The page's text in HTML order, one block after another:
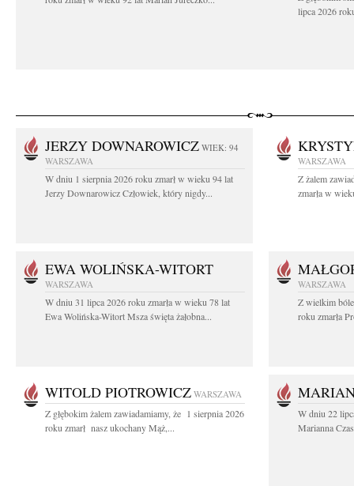
lipca 2026
JERZY DOWNAROWICZ WIEK: 94
WARSZAWA
W dniu 1 sierpnia 2026 roku zmarł w wieku 94 lat
Jerzy Downarowicz Człowiek, który nigdy...
WARSZAWA
Z żalem
zmarła w
EWA WOLIŃSKA-WITORT
WARSZAWA
W dniu 31 lipca 2026 roku zmarła w wieku 78 lat
Ewa Wolińska-Witort Msza święta żałobna...
WARSZAWA
Z wielkim
roku zmarła
WITOLD PIOTROWICZ WARSZAWA
Z głębokim żalem zawiadamiamy, że 1 sierpnia 2026
roku zmarł nasz ukochany Mąż,...
W dniu 22
Marianna